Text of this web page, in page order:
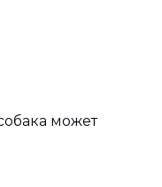
может